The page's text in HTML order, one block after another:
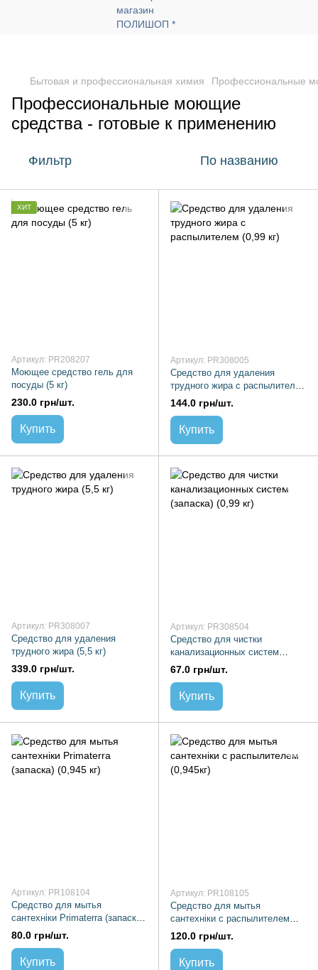
Бытовая и профессиональная химия Профессиональные
Профессиональные моющие
средства - готовые к применению
Фильтр По названию
ХИТ
Артикул: PR208207
Моющее средство гель для
посуды (5 кг)
230.0 грн/шт.
Купить
Артикул: PR308005
Средство для удаления
трудного жира с распылителем
(0,99 кг)
144.0 грн/шт.
Купить
Артикул: PR308007
Средство для удаления
трудного жира (5,5 кг)
339.0 грн/шт.
Купить
Артикул: PR308504
Средство для чистки
канализационных систем
(запаска) (0,99 кг)
67.0 грн/шт.
Купить
Артикул: PR108104
Средство для мытья
сантехніки Primaterra (запаска)
(0,945 кг)
80.0 грн/шт.
Купить
Артикул: PR108105
Средство для мытья
сантехніки с распылителем
(0,945кг)
120.0 грн/шт.
Купить